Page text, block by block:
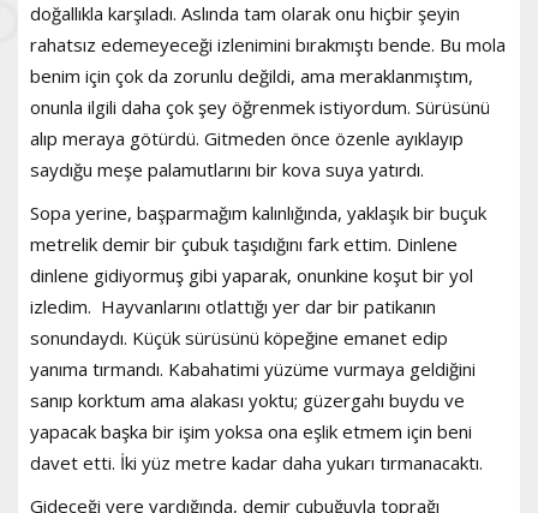
doğallıkla karşıladı. Aslında tam olarak onu hiçbir şeyin
rahatsız edemeyeceği izlenimini bırakmıştı bende. Bu mola
benim için çok da zorunlu değildi, ama meraklanmıştım,
onunla ilgili daha çok şey öğrenmek istiyordum. Sürüsünü
alıp meraya götürdü. Gitmeden önce özenle ayıklayıp
saydığu meşe palamutlarını bir kova suya yatırdı.
Sopa yerine, başparmağım kalınlığında, yaklaşık bir buçuk
metrelik demir bir çubuk taşıdığını fark ettim. Dinlene
dinlene gidiyormuş gibi yaparak, onunkine koşut bir yol
izledim. Hayvanlarını otlattığı yer dar bir patikanın
sonundaydı. Küçük sürüsünü köpeğine emanet edip
yanıma tırmandı. Kabahatimi yüzüme vurmaya geldiğini
sanıp korktum ama alakası yoktu; güzergahı buydu ve
yapacak başka bir işim yoksa ona eşlik etmem için beni
davet etti. İki yüz metre kadar daha yukarı tırmanacaktı.
Gideceği yere vardığında, demir çubuğuyla toprağı